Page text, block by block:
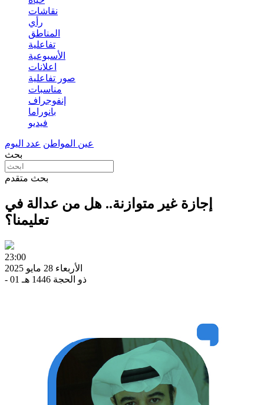
نقاشات
رأي
المناطق
تفاعلية
الأسبوعية
اعلانات
صور تفاعلية
مناسبات
إنفوجراف
بانوراما
فيديو
عين المواطن عدد اليوم
بحث
بحث متقدم
إجازة غير متوازنة.. هل من عدالة في
تعليمنا؟
23:00
الأربعاء 28 مايو 2025
- 01 ذو الحجة 1446 هـ